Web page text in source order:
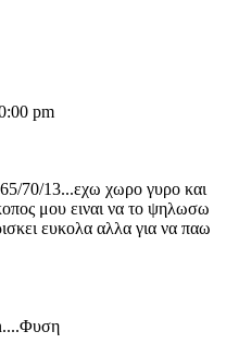
pm
70/13...εχω χωρο γυρο και
μου ειναι να το ψηλωσω
ευκολα αλλα για να παω